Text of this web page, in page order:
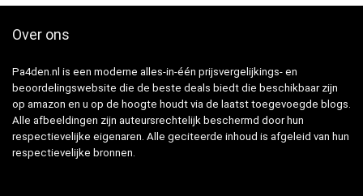
Over ons
Pa4den.nl is een moderne alles-in-één prijsvergelijkings- en
beoordelingswebsite die de beste deals biedt die beschikbaar zijn
op amazon en u op de hoogte houdt via de laatst toegevoegde blogs.
Alle afbeeldingen zijn auteursrechtelijk beschermd door hun
respectievelijke eigenaren. Alle geciteerde inhoud is afgeleid van hun
respectievelijke bronnen.